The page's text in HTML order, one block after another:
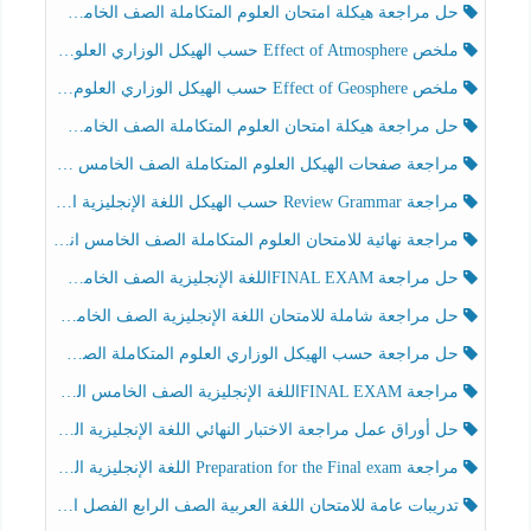
حل مراجعة هيكلة امتحان العلوم المتكاملة الصف الخامس انسبير الفصل الثالث
ملخص Effect of Atmosphere حسب الهيكل الوزاري العلوم المتكاملة الصف الخامس انسبير الفصل الثالث
ملخص Effect of Geosphere حسب الهيكل الوزاري العلوم المتكاملة الصف الخامس انسبير الفصل الثالث
حل مراجعة هيكلة امتحان العلوم المتكاملة الصف الخامس عام الفصل الثالث
مراجعة صفحات الهيكل العلوم المتكاملة الصف الخامس انسبير الفصل الثالث
مراجعة Review Grammar حسب الهيكل اللغة الإنجليزية الصف الخامس الفصل الثالث
مراجعة نهائية للامتحان العلوم المتكاملة الصف الخامس انسبير الفصل الثالث
حل مراجعة FINAL EXAMاللغة الإنجليزية الصف الخامس الفصل الثالث
حل مراجعة شاملة للامتحان اللغة الإنجليزية الصف الخامس الفصل الثالث
حل مراجعة حسب الهيكل الوزاري العلوم المتكاملة الصف الخامس عام الفصل الثالث
مراجعة FINAL EXAMاللغة الإنجليزية الصف الخامس الفصل الثالث
حل أوراق عمل مراجعة الاختبار النهائي اللغة الإنجليزية الصف الرابع الفصل الثالث
مراجعة Preparation for the Final exam اللغة الإنجليزية الصف الرابع الفصل الثالث
تدريبات عامة للامتحان اللغة العربية الصف الرابع الفصل الثالث